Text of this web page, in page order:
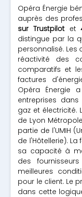
Opéra Énergie
auprès des
sur Trustpilot et
distingue par la
personnalisé. Les
réactivité des
comparatifs et
factures
Opéra Énergie
entreprises
gaz et électricité.
de Lyon
partie de l'UMIH
de l'Hôtellerie).
sa capacité à
des
meilleures
pour le client. Le
dans cette